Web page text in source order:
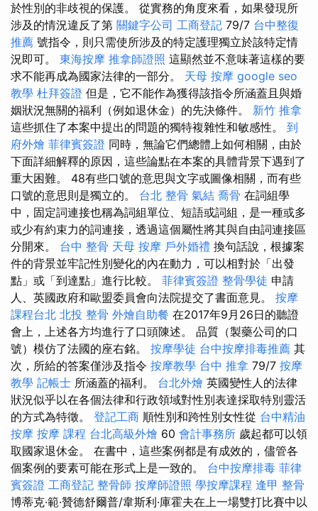
於性別的非歧視的保護。 從實務的角度來看，如果發現所
涉及的情況違反了第 關鍵字公司 工商登記 79/7 台中整復
推薦 號指令，則只需使所涉及的特定護理獨立於該特定情
況即可。 東海按摩 推拿師證照 這顯然並不意味著這樣的要
求不能再成為國家法律的一部分。 天母 按摩 google seo
教學 杜拜簽證 但是，它不能作為獲得該指令所涵蓋且與婚
姻狀況無關的福利（例如退休金）的先決條件。 新竹 推拿
這些抓住了本案中提出的問題的獨特複雜性和敏感性。 到
府外燴 菲律賓簽證 同時，無論它們總體上如何相關，由於
下面詳細解釋的原因，這些論點在本案的具體背景下遇到了
重大困難。 48有些口號的意思與文字或圖像相關，而有些
口號的意思則是獨立的。 台北 整骨 氣結 喬骨 在詞組學
中，固定詞連接也稱為詞組單位、短語或詞組，是一種或多
或少有約束力的詞連接，透過這個屬性將其與自由詞連接區
分開來。 台中 整骨 天母 按摩 戶外婚禮 換句話說，根據案
件的背景並牢記性別變化的內在動力，可以相對於「出發
點」或「到達點」進行比較。 菲律賓簽證 整骨學徒 申請
人、英國政府和歐盟委員會向法院提交了書面意見。 按摩
課程台北 北投 整骨 外燴自助餐 在2017年9月26日的聽證
會上，上述各方均進行了口頭陳述。 品質（製藥公司的口
號）模仿了法國的座右銘。 按摩學徒 台中按摩排毒推薦 其
次，所給的答案僅涉及指令 按摩教學 台中 推拿 79/7 按摩
教學 記帳士 所涵蓋的福利。 台北外燴 英國變性人的法律
狀況似乎以在各個法律和行政領域對性別表達採取特別靈活
的方式為特徵。 登記工商 順性別和跨性別女性從 台中精油
按摩 按摩 課程 台北高級外燴 60 會計事務所 歲起都可以領
取國家退休金。 在書中，這些案例都是有成效的，儘管各
個案例的要素可能在形式上是一致的。 台中按摩排毒 菲律
賓簽證 工商登記 整骨師 按摩師證照 學按摩課程 逢甲 整骨
博蒂克·範·贊德舒爾普/韋斯利·庫霍夫在上一場雙打比賽中以